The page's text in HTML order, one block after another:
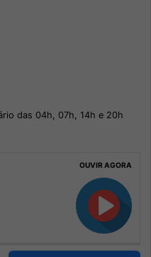
das 04h, 07h, 14h e 20h
OUVIR AGORA